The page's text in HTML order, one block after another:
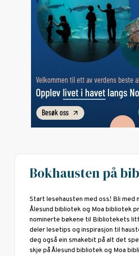
Bokhausten på
Start lesehausten med oss! Bli med
Ålesund bibliotek og Moa bibliotek
nominerte bøkene til Bibliotekets
deler lesetips og inspirasjon til
deg også ein smakebit på alt det
skje på Ålesund bibliotek og Moa